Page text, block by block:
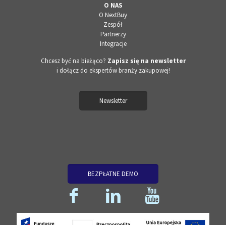
O NAS
O NextBuy
Zespół
Partnerzy
Integracje
Chcesz być na bieżąco? Zapisz się na newsletter
i dołącz do ekspertów branży zakupowej!
Newsletter
BEZPŁATNE DEMO